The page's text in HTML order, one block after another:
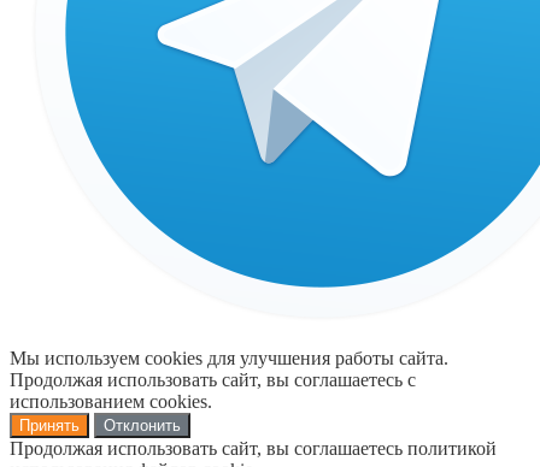
Мы используем cookies для улучшения работы сайта.
Продолжая использовать сайт, вы соглашаетесь с
использованием cookies.
Принять Отклонить
Продолжая использовать сайт, вы соглашаетесь политикой